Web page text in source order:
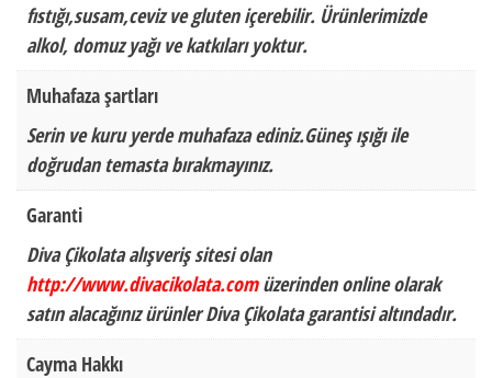
fıstığı,susam,ceviz ve gluten içerebilir. Ürünlerimizde
alkol, domuz yağı ve katkıları yoktur.
Muhafaza şartları
Serin ve kuru yerde muhafaza ediniz.Güneş ışığı ile
doğrudan temasta bırakmayınız.
Garanti
Diva Çikolata alışveriş sitesi olan
http://www.divacikolata.comüzerinden online olarak
satın alacağınız ürünler Diva Çikolata garantisi altındadır.
Cayma Hakkı